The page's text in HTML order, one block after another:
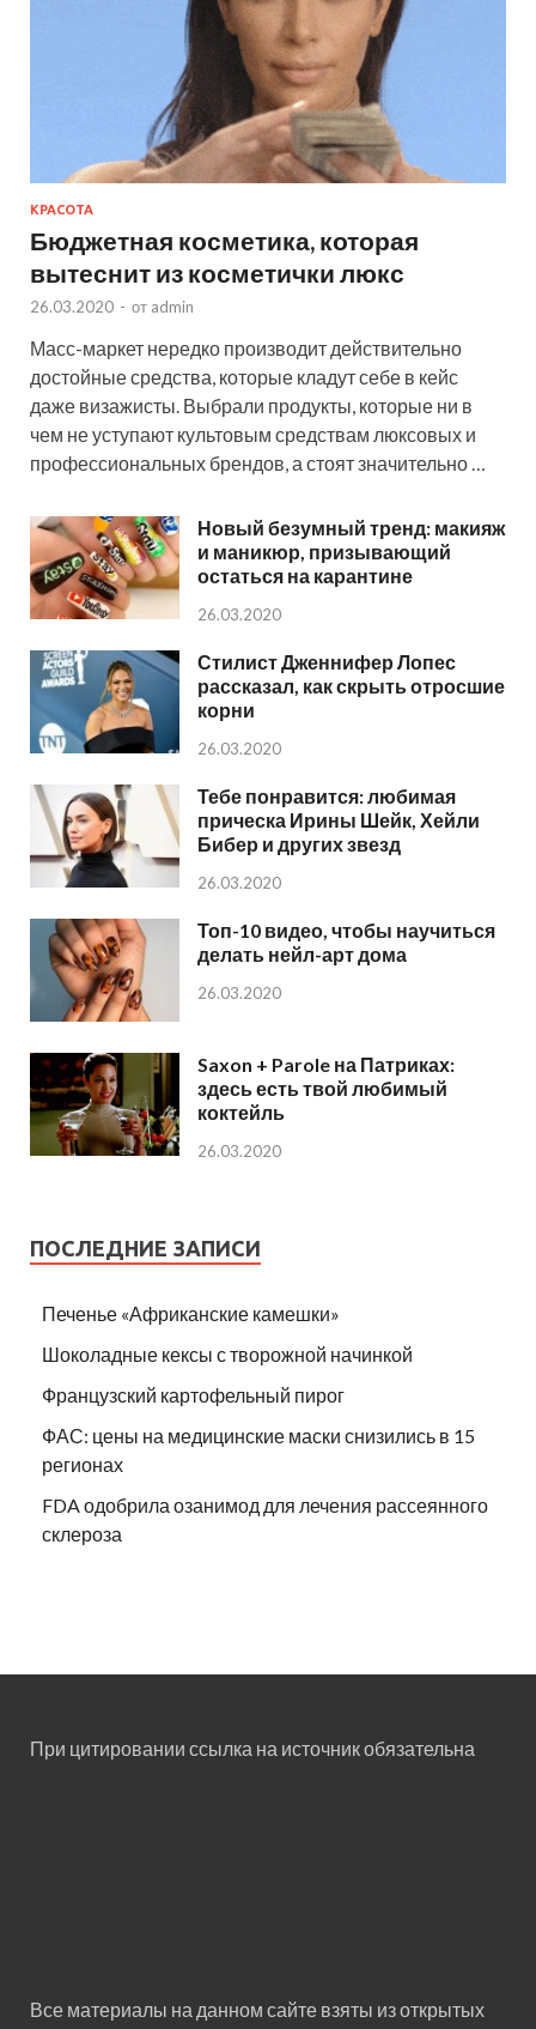
КРАСОТА
Бюджетная косметика, которая
вытеснит из косметички люкс
26.03.2020 - от admin
Масс-маркет нередко производит действительно
достойные средства, которые кладут себе в кейс
даже визажисты. Выбрали продукты, которые ни в
чем не уступают культовым средствам люксовых и
профессиональных брендов, а стоят значительно …
Новый безумный тренд: макияж
и маникюр, призывающий
остаться на карантине
26.03.2020
Стилист Дженнифер Лопес
рассказал, как скрыть отросшие
корни
26.03.2020
Тебе понравится: любимая
прическа Ирины Шейк, Хейли
Бибер и других звезд
26.03.2020
Топ-10 видео, чтобы научиться
делать нейл-арт дома
26.03.2020
Saxon + Parole на Патриках:
здесь есть твой любимый
коктейль
26.03.2020
ПОСЛЕДНИЕ ЗАПИСИ
Печенье «Африканские камешки»
Шоколадные кексы с творожной начинкой
Французский картофельный пирог
ФАС: цены на медицинские маски снизились в 15
регионах
FDA одобрила озанимод для лечения рассеянного
склероза
При цитировании ссылка на источник обязательна
Все материалы на данном сайте взяты из открытых